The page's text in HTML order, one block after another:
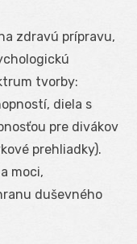
zdravú prípravu,
tvorby:
diela s
pre divákov
prehliadky).
moci,
duševného